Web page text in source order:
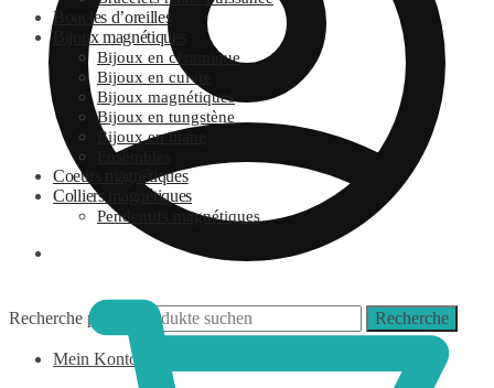
Recherche pour : Recherche
Mein Konto
Boucles d’oreilles
Bijoux magnétiques
Bijoux en céramique
Bijoux en cuivre
Bijoux magnétiques
Bijoux en tungstène
Bijoux en titane
Ensembles
Coeurs magnétiques
Colliers magnétiques
Pendentifs magnétiques